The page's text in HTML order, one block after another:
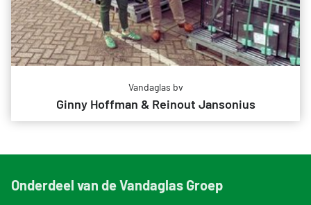
Vandaglas bv
Ginny Hoffman & Reinout Jansonius
Onderdeel van de Vandaglas Groep